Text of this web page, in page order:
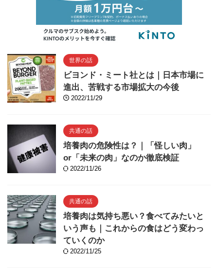
世界の話
ビヨンド・ミート社とは｜日本市場に
進出、苦戦する市場拡大の今後
2022/11/29
共通の話
培養肉の危険性は？｜「怪しい肉」
or「未来の肉」なのか徹底検証
2022/11/26
共通の話
培養肉は気持ち悪い？食べてみたいと
いう声も｜これからの食はどう変わっ
ていくのか
2022/11/25